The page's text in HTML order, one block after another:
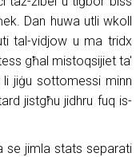
Dan huwa utli wkoll
tal-vidjow u ma tridx
għal mistoqsijiet ta'
jiġu sottomessi minn
jistgħu jidhru fuq is-
se jimla stats separati